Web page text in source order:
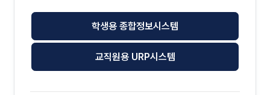
학생용 종합정보시스템
교직원용 URP시스템